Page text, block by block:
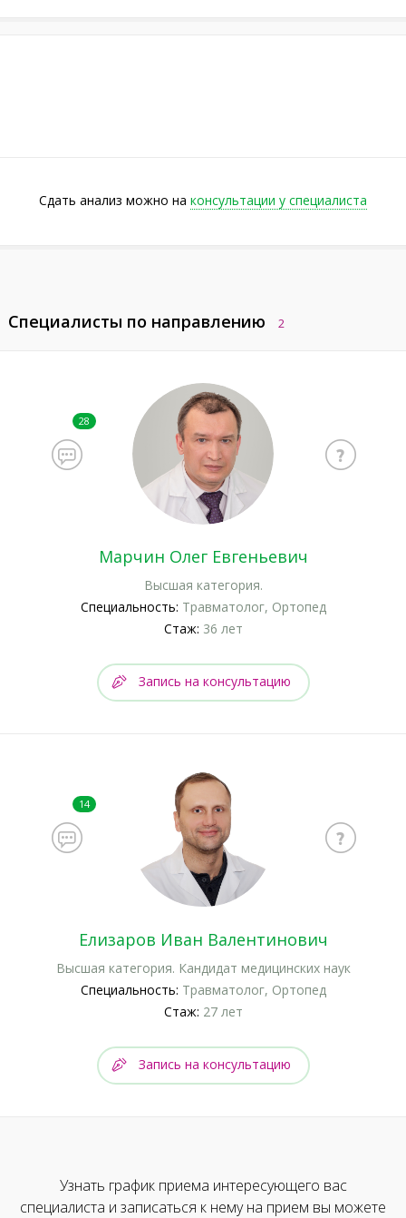
Сдать анализ можно на консультации у специалиста
Специалисты по направлению 2
28
Марчин Олег Евгеньевич
Высшая категория.
Специальность: Травматолог, Ортопед
Стаж: 36 лет
Запись на консультацию
14
Елизаров Иван Валентинович
Высшая категория. Кандидат медицинских наук
Специальность: Травматолог, Ортопед
Стаж: 27 лет
Запись на консультацию
Узнать график приема интересующего вас
специалиста и записаться к нему на прием вы можете